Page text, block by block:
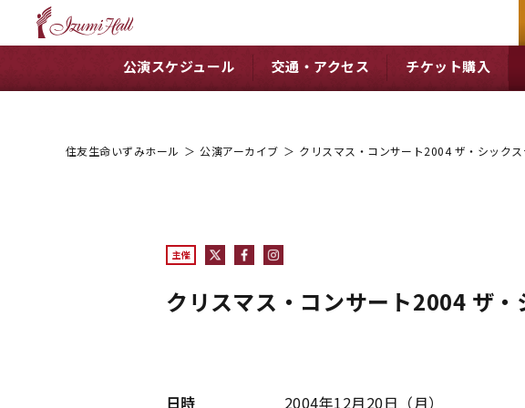
公演スケジュール 交通・アクセス チケット購入
住友生命いずみホール ＞ 公演アーカイブ ＞ クリスマス・コンサート2004 ザ・シックス
主催
クリスマス・コンサート2004 ザ・
日時 2004年12月20日（月）